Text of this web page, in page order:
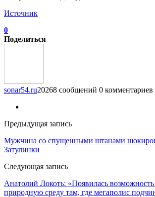
Источник
0
Поделиться
sonar54.ru20268 сообщений 0 комментариев
Предыдущая запись
Мужчина со спущенными штанами
Затулинки
Следующая запись
Анатолий Локоть: «Появилась возможность
природную среду там, где мегаполис